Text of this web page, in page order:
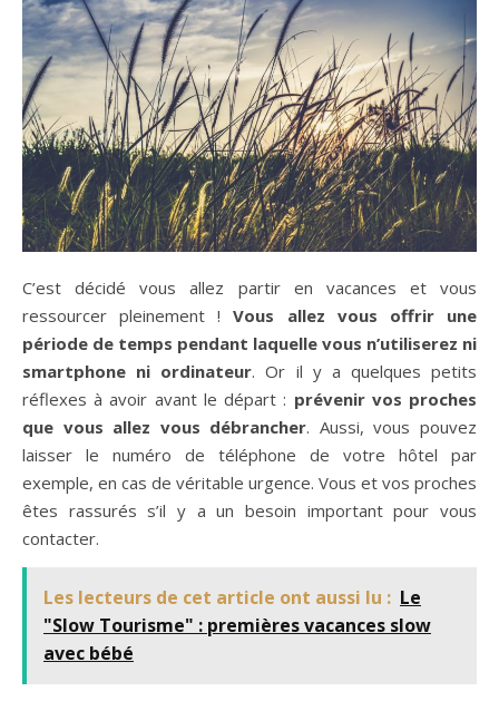
C’est décidé vous allez partir en vacances et vous
ressourcer pleinement !Vous allez vous offrir une
période de temps pendant laquelle vous n’utiliserez ni
smartphone ni ordinateur. Or il y a quelques petits
réflexes à avoir avant le départ : prévenir vos proches
que vous allez vous débrancher. Aussi, vous pouvez
laisser le numéro de téléphone de votre hôtel par
exemple, en cas de véritable urgence. Vous et vos proches
êtes rassurés s’il y a un besoin important pour vous
contacter.
Les lecteurs de cet article ont aussi lu : Le
"Slow Tourisme" : premières vacances slow
avec bébé